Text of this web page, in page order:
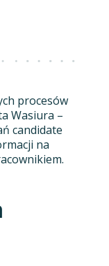
procesów
Wasiura –
candidate
na